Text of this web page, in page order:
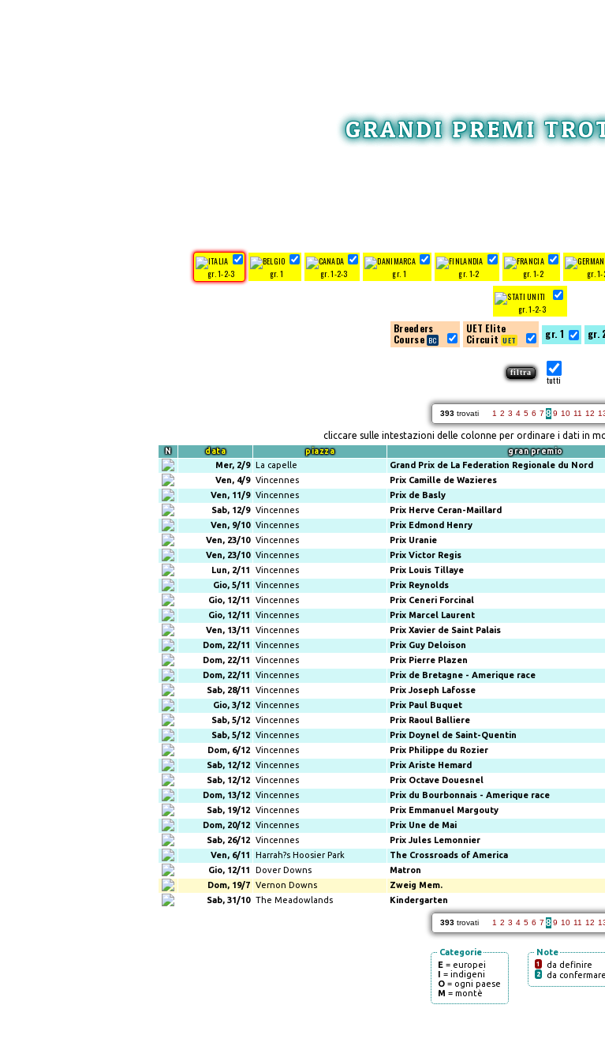
GRANDI PREMI
gr. 1-2-3 gr. 1 gr. 1-2-3 gr. 1 gr. 1-2 gr. 1-2 gr.
gr. 1-2-3
Breeders
Course
UET Elite
Circuit
gr. 1 gr.
tutti
393 trovati 1 2 3 4 5 6 7 89 10 11 12
cliccare sulle intestazioni delle colonne per ordinare i dati in
N data piazza gran premio
Mer, 2/9 La capelle Grand Prix de La Federation Regionale du Nord
Ven, 4/9 Vincennes Prix Camille de Wazieres
Ven, 11/9 Vincennes Prix de Basly
Sab, 12/9 Vincennes Prix Herve Ceran-Maillard
Ven, 9/10 Vincennes Prix Edmond Henry
Ven, 23/10 Vincennes Prix Uranie
Ven, 23/10 Vincennes Prix Victor Regis
Lun, 2/11
Vincennes Prix Louis Tillaye
Gio, 5/11
Vincennes Prix Reynolds
Gio, 12/11
Vincennes Prix Ceneri Forcinal
Gio, 12/11
Vincennes Prix Marcel Laurent
Ven, 13/11
Vincennes Prix Xavier de Saint Palais
Dom, 22/11
Vincennes Prix Guy Deloison
Dom, 22/11
Vincennes Prix Pierre Plazen
Dom, 22/11
Vincennes Prix de Bretagne - Amerique race
Sab, 28/11
Vincennes Prix Joseph Lafosse
Gio, 3/12 Vincennes Prix Paul Buquet
Sab, 5/12 Vincennes Prix Raoul Balliere
Sab, 5/12 Vincennes Prix Doynel de Saint-Quentin
Dom, 6/12 Vincennes Prix Philippe du Rozier
Sab, 12/12 Vincennes Prix Ariste Hemard
Sab, 12/12 Vincennes Prix Octave Douesnel
Dom, 13/12 Vincennes Prix du Bourbonnais - Amerique race
Sab, 19/12 Vincennes Prix Emmanuel Margouty
Dom, 20/12 Vincennes Prix Une de Mai
Sab, 26/12 Vincennes Prix Jules Lemonnier
Ven, 6/11
Harrah?s Hoosier Park The Crossroads of America
Gio, 12/11
Dover Downs Matron
Dom, 19/7 Vernon Downs Zweig Mem.
Sab, 31/10 The Meadowlands Kindergarten
393 trovati 1 2 3 4 5 6 7 89 10 11 12
Categorie
E = europei
I = indigeni
O = ogni paese
M = montè
Note
1 da definire
2 da confermare